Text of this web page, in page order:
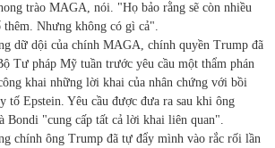
trào MAGA, nói. "Họ bảo rằng sẽ còn nhiều
Nhưng không có gì cả".
dữ dội của chính MAGA, chính quyền Trump đã
Tư pháp Mỹ tuần trước yêu cầu một thẩm phán
khai những lời khai của nhân chứng với bồi
tố Epstein. Yêu cầu được đưa ra sau khi ông
Bondi "cung cấp tất cả lời khai liên quan".
chính ông Trump đã tự đẩy mình vào rắc rối lần